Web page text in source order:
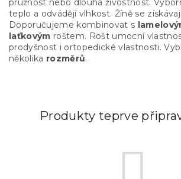
pružnost nebo dlouhá živostnost.
teplo a odvádějí vlhkost. Žíně se
Doporučujeme kombinovat s
laťkovým roštem. Rošt umocní
prodyšnost i ortopedické vlastnosti.
několika rozměrů.
Produkty teprve